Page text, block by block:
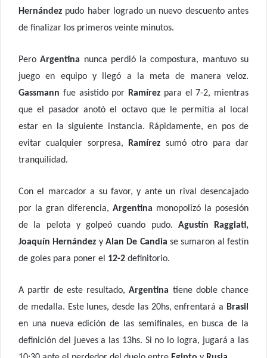
Hernández pudo haber logrado un nuevo descuento antes
de finalizar los primeros veinte minutos.
PeroArgentina nunca perdió la compostura, mantuvo su
juego en equipo y llegó a la meta de manera veloz.
Gassmann fue asistido por Ramírez para el 7-2, mientras
que el pasador anotó el octavo que le permitía al local
estar en la siguiente instancia. Rápidamente, en pos de
evitar cualquier sorpresa,
Ramírez sumó otro para dar
tranquilidad.
Con el marcador a su favor, y ante un rival desencajado
por la gran diferencia, Argentina monopolizó la posesión
de la pelota y golpeó cuando pudo. Agustín Raggiati,
Joaquín Hernández yAlan De Candiase sumaron al festín
de goles para poner el 12-2 definitorio.
A partir de este resultado,Argentina tiene doble chance
de medalla. Este lunes, desde las 20hs, enfrentará a Brasil
en una nueva edición de las semifinales, en busca de la
definición del jueves a las 13hs. Si no lo logra, jugará a las